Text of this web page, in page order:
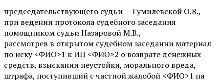
председательствующего судьи — Гумилевской О.В.,
при ведении протокола судебного заседания
помощником судьи Назаровой М.В.,
рассмотрев в открытом судебном заседании материал
по иску <ФИО>1 к ИП <ФИО>2 о возврате денежных
средств, взыскании неустойки, морального вреда,
штрафа, поступивший с частной жалобой <ФИО>1 на